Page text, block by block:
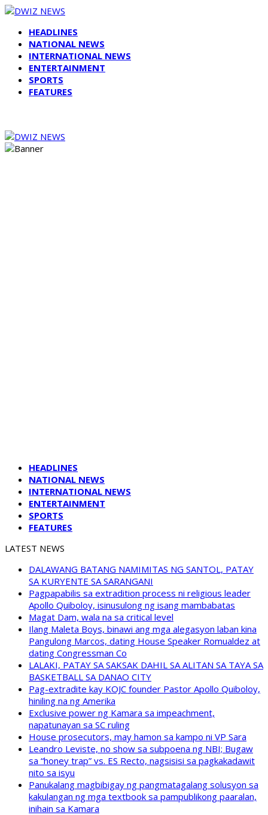
HEADLINES
NATIONAL NEWS
INTERNATIONAL NEWS
ENTERTAINMENT
SPORTS
FEATURES
HEADLINES
NATIONAL NEWS
INTERNATIONAL NEWS
ENTERTAINMENT
SPORTS
FEATURES
LATEST NEWS
DALAWANG BATANG NAMIMITAS NG SANTOL, PATAY
SA KURYENTE SA SARANGANI
Pagpapabilis sa extradition process ni religious leader
Apollo Quiboloy, isinusulong ng isang mambabatas
Magat Dam, wala na sa critical level
Ilang Maleta Boys, binawi ang mga alegasyon laban kina
Pangulong Marcos, dating House Speaker Romualdez at
dating Congressman Co
LALAKI, PATAY SA SAKSAK DAHIL SA ALITAN SA TAYA SA
BASKETBALL SA DANAO CITY
Pag-extradite kay KOJC founder Pastor Apollo Quiboloy,
hiniling na ng Amerika
Exclusive power ng Kamara sa impeachment,
napatunayan sa SC ruling
House prosecutors, may hamon sa kampo ni VP Sara
Leandro Leviste, no show sa subpoena ng NBI; Bugaw
sa “honey trap” vs. ES Recto, nagsisisi sa pagkakadawit
nito sa isyu
Panukalang magbibigay ng pangmatagalang solusyon sa
kakulangan ng mga textbook sa pampublikong paaralan,
inihain sa Kamara